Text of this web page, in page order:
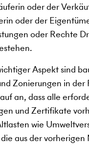
oder der
oder der
oder Rechte
Aspekt sind
Zonierungen in der
an, dass alle
und Zertifikate
wie
aus der vorherigen